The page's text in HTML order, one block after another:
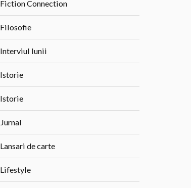
Fiction Connection
Filosofie
Interviul lunii
Istorie
Istorie
Jurnal
Lansari de carte
Lifestyle